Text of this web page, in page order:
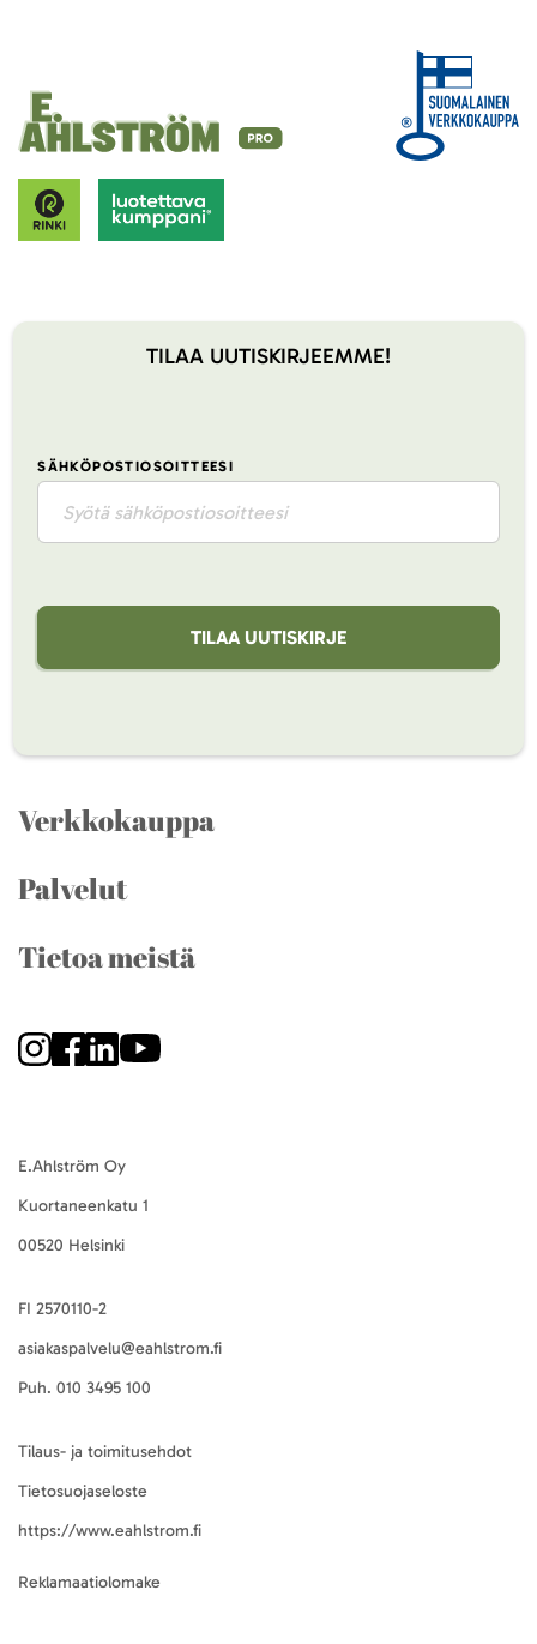
TILAA UUTISKIRJEEMME!
SÄHKÖPOSTIOSOITTEESI
TILAA UUTISKIRJE
Verkkokauppa
Palvelut
Tietoa meistä
E.Ahlström Oy
Kuortaneenkatu 1
00520 Helsinki
FI 2570110-2
asiakaspalvelu@eahlstrom.fi
Puh. 010 3495 100
Tilaus- ja toimitusehdot
Tietosuojaseloste
https://www.eahlstrom.fi
Reklamaatiolomake